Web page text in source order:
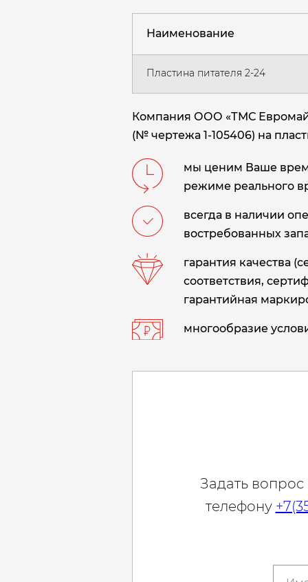
Наименование
Пластина питателя 2-24
Компания ООО «ТМС
(№ чертежа 1-105406) на
мы ценим Ваше
режиме реального
всегда в наличии
востребованных
гарантия качества
соответствия,
гарантийная
многообразие
Задать
телефону